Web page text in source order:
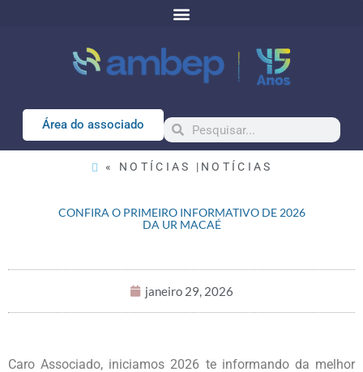
Área do associado
« NOTÍCIAS | NOTÍCIAS
CONFIRA O PRIMEIRO INFORMATIVO DE 2026
DA UR MACAÉ
janeiro 29, 2026
Caro Associado, iniciamos 2026 te informando da melhor